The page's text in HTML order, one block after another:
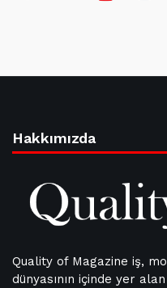
Hakkımızda
Quality of Magazine iş,
dünyasının içinde yer